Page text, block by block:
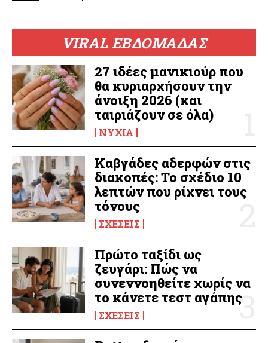
VIRAL ΕΒΔΟΜΑΔΑΣ
27 ιδέες μανικιούρ που
θα κυριαρχήσουν την
άνοιξη 2026 (και
ταιριάζουν σε όλα)
ΝΎΧΙΑ
Καβγάδες αδερφών στις
διακοπές: Το σχέδιο 10
λεπτών που ρίχνει τους
τόνους
ΣΧΈΣΕΙΣ
Πρώτο ταξίδι ως
ζευγάρι: Πώς να
συνεννοηθείτε χωρίς να
το κάνετε τεστ αγάπης
ΣΧΈΣΕΙΣ